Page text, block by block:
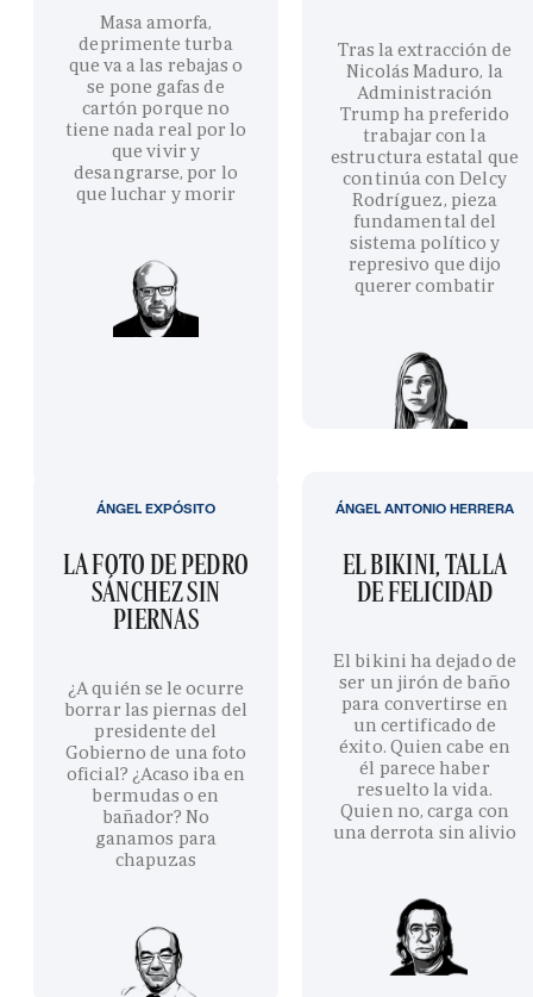
Masa amorfa,
deprimente turba
que va a las rebajas o
se pone gafas de
cartón porque no
tiene nada real por lo
que vivir y
desangrarse, por lo
que luchar y morir
Tras la extracción de
Nicolás Maduro, la
Administración
Trump ha preferido
trabajar con la
estructura estatal que
continúa con Delcy
Rodríguez, pieza
fundamental del
sistema político y
represivo que dijo
querer combatir
LA FOTO DE PEDRO
SÁNCHEZ SIN
PIERNAS
¿A quién se le ocurre
borrar las piernas del
presidente del
Gobierno de una foto
oficial? ¿Acaso iba en
bermudas o en
bañador? No
ganamos para
chapuzas
ÁNGEL EXPÓSITO
EL BIKINI, TALLA
DE FELICIDAD
El bikini ha dejado de
ser un jirón de baño
para convertirse en
un certificado de
éxito. Quien cabe en
él parece haber
resuelto la vida.
Quien no, carga con
una derrota sin alivio
ÁNGEL ANTONIO HERRERA